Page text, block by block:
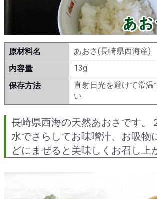
原材料名
あおさ(長崎県西海産)
内容量
13g
保存方法
直射日光を避けて常温
い
長崎県西海の天然あおさです。
水でさらしてお味噌汁、お吸物
どにまぜると美味しくお召し上